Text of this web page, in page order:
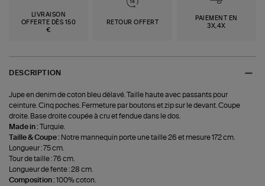
LIVRAISON
OFFERTE DÈS 150
€
RETOUR OFFERT
PAIEMENT EN
3X,4X
DESCRIPTION
Jupe en denim de coton bleu délavé. Taille haute avec passants pour
ceinture. Cinq poches. Fermeture par boutons et zip sur le devant. Coupe
droite. Base droite coupée à cru et fendue dans le dos.
Made in :Turquie.
Taille & Coupe : Notre mannequin porte une taille 26 et mesure 172 cm.
Longueur : 75 cm.
Tour de taille : 76 cm.
Longueur de fente : 28 cm.
Composition :100% coton.